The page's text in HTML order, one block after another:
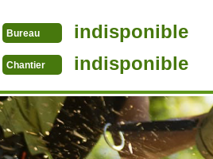
Bureau indisponible
Chantier indisponible